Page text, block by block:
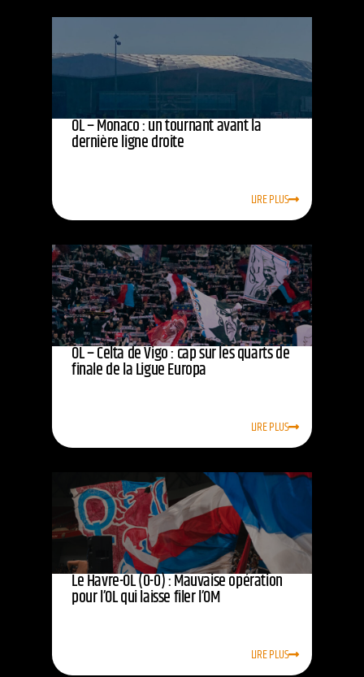
OL – Monaco : un tournant avant la
dernière ligne droite
LIRE PLUS
OL – Celta de Vigo : cap sur les quarts de
finale de la Ligue Europa
LIRE PLUS
Le Havre-OL (0-0) : Mauvaise opération
pour l’OL qui laisse filer l’OM
LIRE PLUS